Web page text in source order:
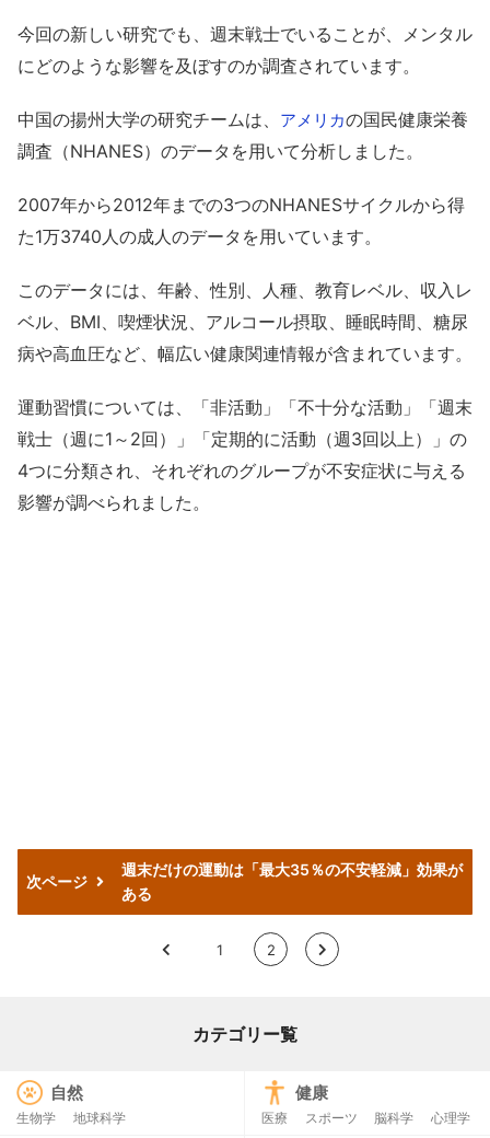
今回の新しい研究でも、週末戦士でいることが、メンタル
にどのような影響を及ぼすのか調査されています。
中国の揚州大学の研究チームは、 アメリカの国民健康栄養
調査（NHANES）のデータを用いて分析しました。
2007年から2012年までの3つのNHANESサイクルから得
た1万3740人の成人のデータを用いています。
このデータには、年齢、性別、人種、教育レベル、収入レ
ベル、BMI、喫煙状況、アルコール摂取、睡眠時間、糖尿
病や高血圧など、幅広い健康関連情報が含まれています。
運動習慣については、「非活動」「不十分な活動」「週末
戦士（週に1～2回）」「定期的に活動（週3回以上）」の
4つに分類され、それぞれのグループが不安症状に与える
影響が調べられました。
次ページ
週末だけの運動は「最大35％の不安軽減」効果が
ある
< 1 2 >
カテゴリー覧
自然
生物学 地球科学
健康
医療 スポーツ 脳科学 心理学